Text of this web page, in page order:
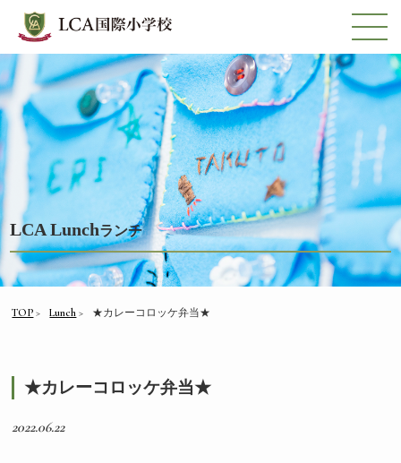
LCA Lunchランチ
TOP Lunch ★カレーコロッケ弁当★
★カレーコロッケ弁当★
2022.06.22